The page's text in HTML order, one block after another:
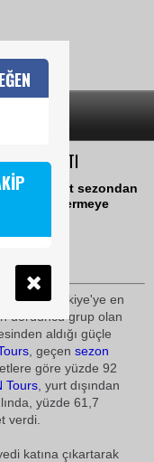
KALTI
sadece dört sezondan
da göstermeye
ve Türkiye'ye en
dördüncü grup olan
aldığı güçle
, geçen sezon
göre yüzde 92
Tours , yurt dışından
yüzde 61,7
verdi.
katına çıkartarak